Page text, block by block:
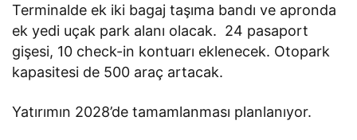
Terminalde ek iki bagaj taşıma bandı ve apronda
ek yedi uçak park alanı olacak. 24 pasaport
gişesi, 10 check-in kontuarı eklenecek. Otopark
kapasitesi de 500 araç artacak.
Yatırımın 2028’de tamamlanması planlanıyor.